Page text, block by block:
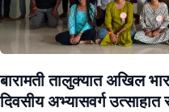
बारामती तालुक्यात अखिल
दिवसीय अभ्यासवर्ग उत्साहात